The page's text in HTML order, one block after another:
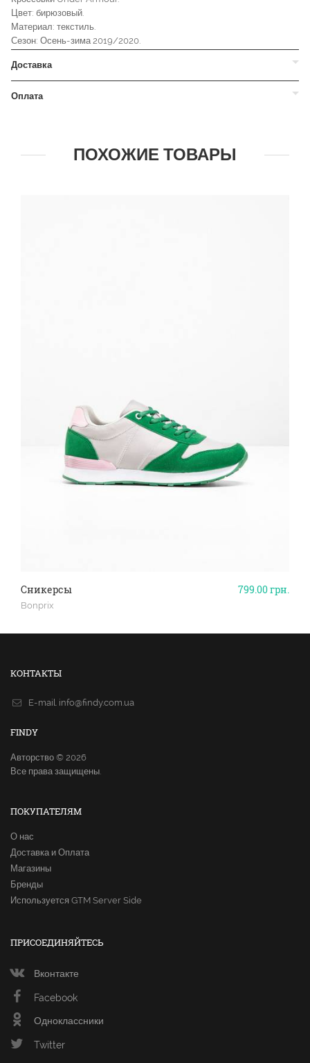
Цвет: бирюзовый.
Материал: текстиль.
Сезон: Осень-зима 2019/2020.
Доставка
Оплата
ПОХОЖИЕ ТОВАРЫ
799.00грн.
Сникерсы
Bonprix
КОНТАКТЫ
E-mail. info@findy.com.ua
FINDY
Авторство © 2026
Все права защищены.
ПОКУПАТЕЛЯМ
О нас
Доставка и Оплата
Магазины
Бренды
Используется GTM Server Side
ПРИСОЕДИНЯЙТЕСЬ
Вконтакте
Facebook
Одноклассники
Twitter